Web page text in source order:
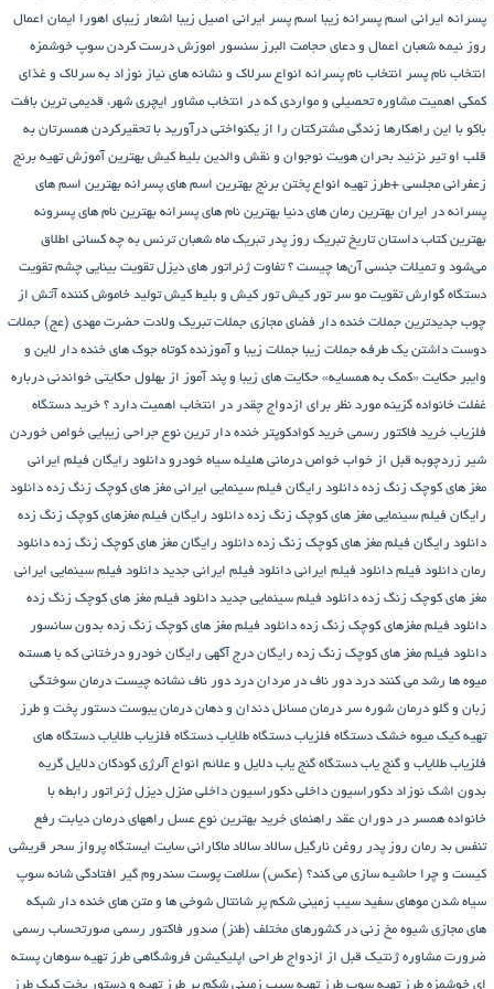
پسرانه ایرانی اسم پسرانه زیبا اسم پسر ایرانی اصیل زیبا اشعار زیبای اهورا ایمان اعمال
روز نیمه شعبان اعمال و دعای حجامت البرز سنسور اموزش درست کردن سوپ خوشمزه
انتخاب نام پسر انتخاب نام پسرانه انواع سرلاک و نشانه های نیاز نوزاد به سرلاک و غذای
کمکی اهمیت مشاوره تحصیلی و مواردی که در انتخاب مشاور ایچری شهر، قدیمی ترین بافت
باکو با این راهکارها زندگی مشترکتان را از یکنواختی درآورید با تحقیرکردن همسرتان به
قلب او تیر نزنید بحران هویت نوجوان و نقش والدین بلیط کیش بهترین آموزش تهیه برنج
زعفرانی مجلسی +طرز تهیه انواع پختن برنج بهترین اسم های پسرانه بهترین اسم های
پسرانه در ایران بهترین رمان های دنیا بهترین نام های پسرانه بهترین نام های پسرونه
بهترین کتاب داستان تاریخ تبریک روز پدر تبریک ماه شعبان ترنس به چه کسانی اطلاق
می‌شود و تمیلات جنسی آن‌ها چیست ؟ تفاوت ژنراتور های دیزل تقویت بینایی چشم تقویت
دستگاه گوارش تقویت مو سر تور کیش تور کیش و بلیط کیش تولید خاموش کننده آتش از
چوب جدیدترین جملات خنده دار فضای مجازی جملات تبریک ولادت حضرت مهدی (عج) جملات
دوست داشتن یک طرفه جملات زیبا جملات زیبا و آموزنده کوتاه جوک های خنده دار لاین و
وایبر حکایت «کمک به همسایه» حکایت های زیبا و پند آموز از بهلول حکایتی خواندنی درباره
غفلت خانواده گزینه مورد نظر برای ازدواج چقدر در انتخاب اهمیت دارد ؟ خرید دستگاه
فلزیاب خرید فاکتور رسمی خرید کوادکوپتر خنده دار ترین نوع جراحی زیبایی خواص خوردن
شیر زردچوبه قبل از خواب خواص درمانی هلیله سیاه خودرو دانلود رایگان فیلم ایرانی
مغز های کوچک زنگ زده دانلود رایگان فیلم سینمایی ایرانی مغز های کوچک زنگ زده دانلود
رایگان فیلم سینمایی مغز های کوچک زنگ زده دانلود رایگان فیلم مغزهای کوچک زنگ زده
دانلود رایگان فیلم مغز های کوچک زنگ زده دانلود رایگان مغز های کوچک زنگ زده دانلود
رمان دانلود فیلم دانلود فیلم ایرانی دانلود فیلم ایرانی جدید دانلود فیلم سینمایی ایرانی
مغز های کوچک زنگ زده دانلود فیلم سینمایی جدید دانلود فیلم مغز های کوچک زنگ زده
دانلود فیلم مغزهای کوچک زنگ زده دانلود فیلم مغز های کوچک زنگ زده بدون سانسور
دانلود فیلم مغز های کوچک زنگ زده رایگان درج آگهی رایگان خودرو درختانی که با هسته
میوه ها رشد می کنند درد دور ناف در مردان درد دور ناف نشانه چیست درمان سوختگی
زبان و گلو درمان شوره سر درمان مسائل دندان و دهان درمان یبوست دستور پخت و طرز
تهیه کیک میوه خشک دستگاه فلزیاب دستگاه‌ طلایاب دستگاه‌ فلزیاب طلایاب دستگاه‌ های
فلزیاب طلایاب و گنج‌ یاب دستگاه‌ گنج‌ یاب دلایل و علائم انواع آلرژی کودکان دلایل گریه
بدون اشک نوزاد دکوراسیون داخلی دکوراسیون داخلی منزل دیزل ژنراتور رابطه با
خانواده همسر در دوران عقد راهنمای خرید بهترین نوع عسل راههای درمان دیابت رفع
تنفس بد رمان روز پدر روغن نارگیل سالاد سالاد ماکارانی سایت ایستگاه پرواز سحر قریشی
کیست و چرا حاشیه سازی می کند؟ (عکس) سلامت پوست سندروم گیر افتادگی شانه سوپ
سیاه شدن موهای سفید سیب زمینی شکم پر شانتال شوخی ها و متن های خنده دار شبکه
های مجازی شیوه مخ زنی در کشورهای مختلف (طنز) صدور فاکتور رسمی صورتحساب رسمی
ضرورت مشاوره ژنتیک قبل از ازدواج طراحی اپلیکیشن فروشگاهی طرز تهیه سوهان پسته
ای خوشمزه طرز تهیه سوپ طرز تهیه سیب زمینی شکم پر طرز تهیه و دستور پخت کیک طرز